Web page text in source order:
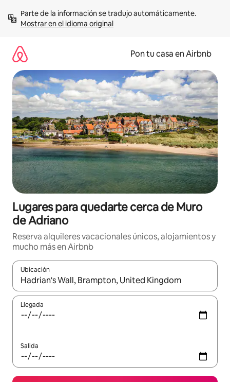
contenidoMostrar en el idioma original
Pon tu casa en Airbnb
Lugares para quedarte cerca de Muro
de Adriano
Reserva alquileres vacacionales únicos, alojamientos y
mucho más en Airbnb
Ubicación
Cuando los resultados estén disponibles, navega con las
Llegada
Salida